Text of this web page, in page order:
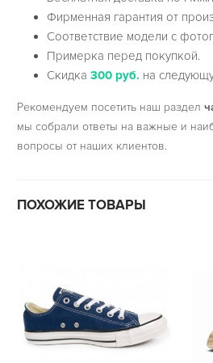
Фирменная гарантия от
Соответствие модели с
Примерка перед покупкой.
Скидка300 руб. на
Рекомендуем посетить наш раздел
мы собрали ответы на важные и
вопросы от наших клиентов.
ПОХОЖИЕ ТОВАРЫ